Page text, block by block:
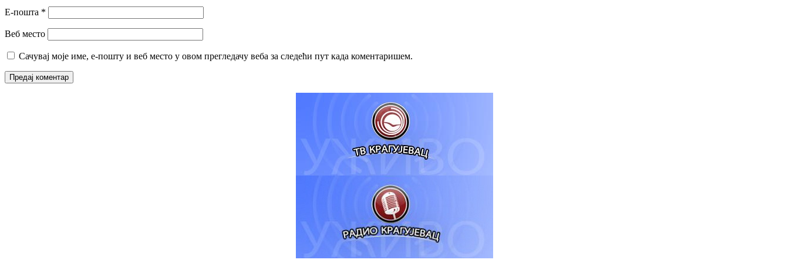
Е-пошта *
Веб место
Сачувај моје име, е-пошту и веб место у овом прегледачу веба за следећи пут када коментаришем.